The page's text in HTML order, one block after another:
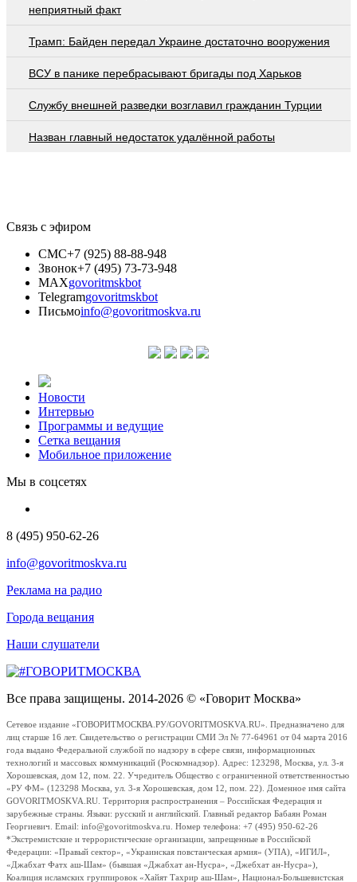
неприятный факт
Трамп: Байден передал Украине достаточно вооружения
ВСУ в панике перебрасывают бригады под Харьков
Службу внешней разведки возглавил гражданин Турции
Назван главный недостаток удалённой работы
Связь с эфиром
СМС+7 (925) 88-88-948
Звонок+7 (495) 73-73-948
MAXgovoritmskbot
Telegramgovoritmskbot
Письмоinfo@govoritmoskva.ru
Новости
Интервью
Программы и ведущие
Сетка вещания
Мобильное приложение
Мы в соцсетях
8 (495) 950-62-26
info@govoritmoskva.ru
Реклама на радио
Города вещания
Наши слушатели
Все права защищены. 2014-2026 © «Говорит Москва»
Сетевое издание «ГОВОРИТМОСКВА.РУ/GOVORITMOSKVA.RU». Предназначено для
лиц старше 16 лет. Свидетельство о регистрации СМИ Эл № 77-64961 от 04 марта 2016
года выдано Федеральной службой по надзору в сфере связи, информационных
технологий и массовых коммуникаций (Роскомнадзор). Адрес: 123298, Москва, ул. 3-я
Хорошевская, дом 12, пом. 22. Учредитель Общество с ограниченной ответственностью
«РУ ФМ» (123298 Москва, ул. 3-я Хорошевская, дом 12, пом. 22). Доменное имя сайта
GOVORITMOSKVA.RU. Территория распространения – Российская Федерация и
зарубежные страны. Языки: русский и английский. Главный редактор Бабаян Роман
Георгиевич. Email: info@govoritmoskva.ru. Номер телефона: +7 (495) 950-62-26
*Экстремистские и террористические организации, запрещенные в Российской
Федерации: «Правый сектор», «Украинская повстанческая армия» (УПА), «ИГИЛ»,
«Джабхат Фатх аш-Шам» (бывшая «Джабхат ан-Нусра», «Джебхат ан-Нусра»),
Коалиция исламских группировок «Хайят Тахрир аш-Шам», Национал-Большевистская